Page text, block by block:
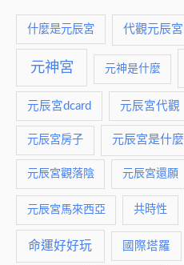
什麼是元辰宮 代觀元辰宮
元神宮 元神是什麼
元辰宮dcard 元辰宮代觀
元辰宮房子 元辰宮是什麼
元辰宮觀落陰 元辰宮還願
元辰宮馬來西亞 共時性
命運好好玩 國際塔羅